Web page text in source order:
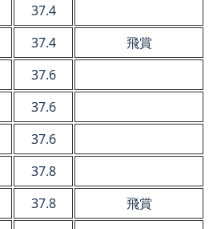
37.4
37.4
飛賞
37.6
37.6
37.6
37.8
37.8
飛賞